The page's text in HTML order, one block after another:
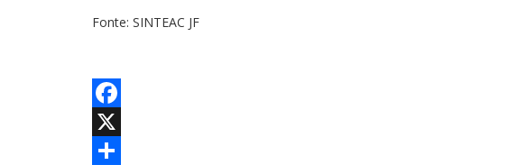
Fonte: SINTEAC JF
Facebook
X